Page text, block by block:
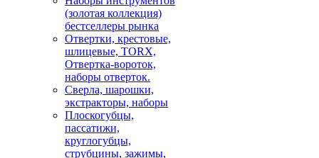
(золотая коллекция)
бестселлеры рынка
Отвертки, крестовые,
шлицевые, TORX,
Отвертка-вороток,
наборы отверток.
Сверла, шарошки,
экстракторы, наборы
Плоскогубцы,
пассатижи,
круглогубцы,
струбцины, зажимы,